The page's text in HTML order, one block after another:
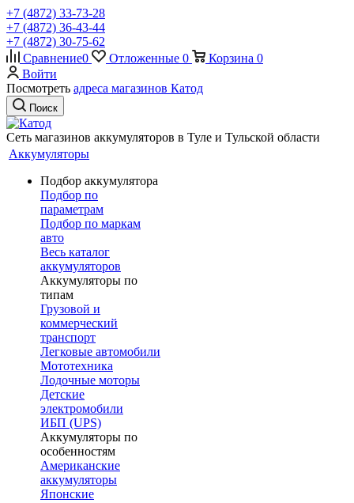
+7 (4872) 33-73-28
+7 (4872) 36-43-44
+7 (4872) 30-75-62
Сравнение0 Отложенные 0 Корзина 0
Войти
Посмотреть адреса магазинов Катод
Поиск
Сеть магазинов аккумуляторов в Туле и Тульской области
Аккумуляторы
Подбор аккумулятора
Подбор по
параметрам
Подбор по маркам
авто
Весь каталог
аккумуляторов
Аккумуляторы по
типам
Грузовой и
коммерческий
транспорт
Легковые автомобили
Мототехника
Лодочные моторы
Детские
электромобили
ИБП (UPS)
Аккумуляторы по
особенностям
Американские
аккумуляторы
Японские